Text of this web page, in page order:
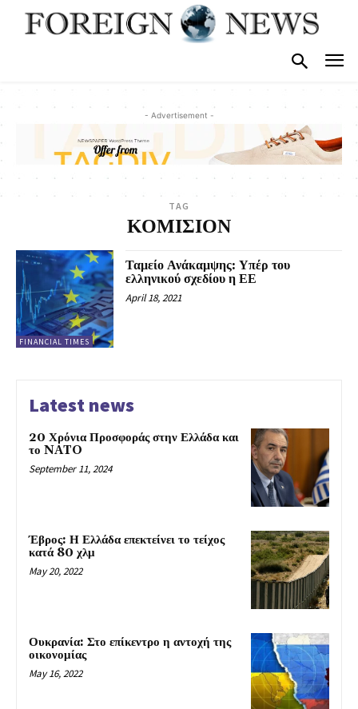
- Advertisement -
TAG
ΚΟΜΙΣΙΟΝ
FINANCIAL TIMES
Ταμείο Ανάκαμψης: Υπέρ του
ελληνικού σχεδίου η ΕΕ
April 18, 2021
Latest news
20 Χρόνια Προσφοράς στην Ελλάδα και
το NATO
September 11, 2024
Έβρος: Η Ελλάδα επεκτείνει το τείχος
κατά 80 χλμ
May 20, 2022
Ουκρανία: Στο επίκεντρο η αντοχή της
οικονομίας
May 16, 2022